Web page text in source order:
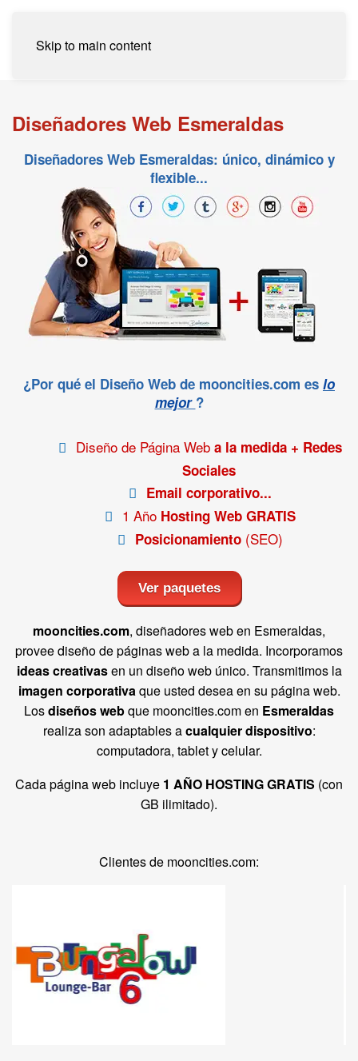
Skip to main content
Diseñadores Web Esmeraldas
Diseñadores Web Esmeraldas: único, dinámico y
flexible...
¿Por qué el Diseño Web de mooncities.com es lo
mejor ?
Diseño de Página Web a la medida + Redes
Sociales
Email corporativo...
1 Año Hosting Web GRATIS
Posicionamiento(SEO)
Ver paquetes
mooncities.com, diseñadores web en Esmeraldas,
provee diseño de páginas web a la medida. Incorporamos
ideas creativasen un diseño web único. Transmitimos la
imagen corporativaque usted desea en su página web.
Losdiseños webque mooncities.com en Esmeraldas
realiza son adaptables acualquier dispositivo:
computadora, tablet y celular.
Cada página web incluye 1 AÑO HOSTING GRATIS (con
GB ilimitado).
Clientes de mooncities.com: